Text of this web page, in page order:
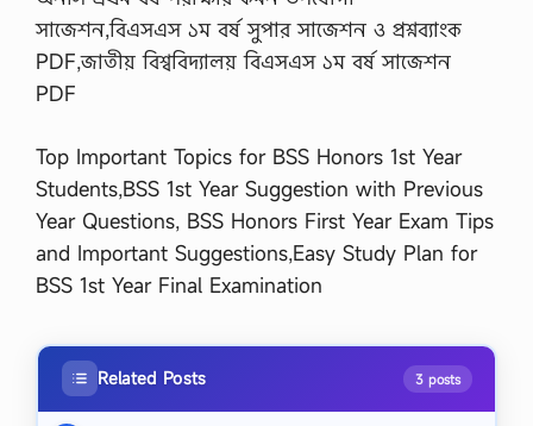
সাজেশন,বিএসএস ১ম বর্ষ সুপার সাজেশন ও প্রশ্নব্যাংক
PDF,জাতীয় বিশ্ববিদ্যালয় বিএসএস ১ম বর্ষ সাজেশন
PDF
Top Important Topics for BSS Honors 1st Year
Students,BSS 1st Year Suggestion with Previous
Year Questions, BSS Honors First Year Exam Tips
and Important Suggestions,Easy Study Plan for
BSS 1st Year Final Examination
Related Posts 3 posts